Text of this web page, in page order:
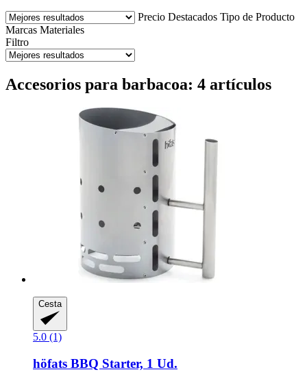
Precio Destacados Tipo de Producto
Marcas Materiales
Filtro
Accesorios para barbacoa: 4 artículos
Cesta
5.0 (1)
höfats BBQ Starter, 1 Ud.